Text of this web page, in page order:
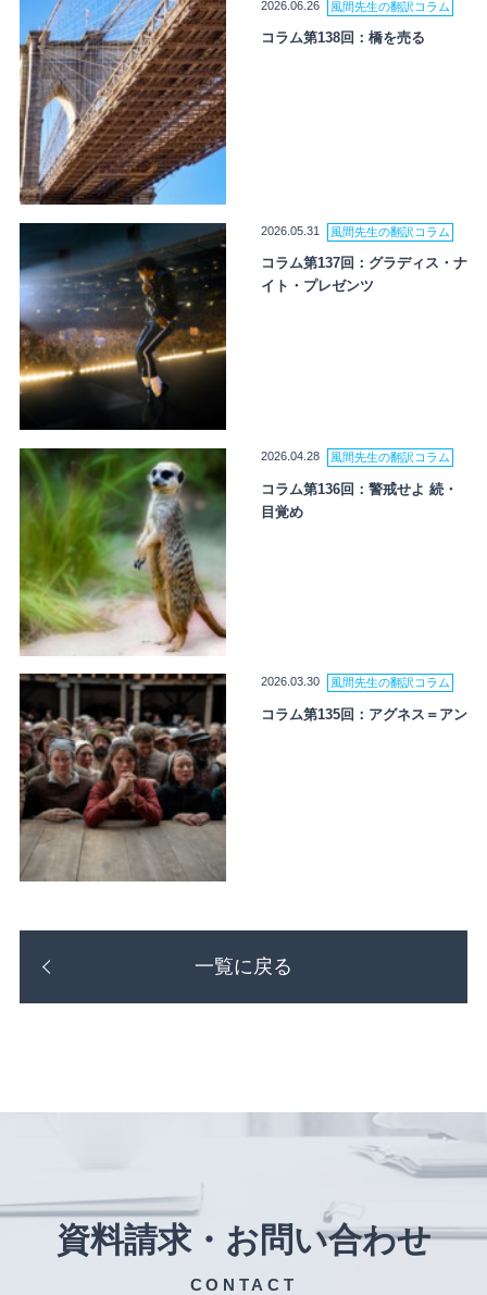
2026.06.26 風間先生の翻訳コラム
コラム第138回：橋を売る
2026.05.31 風間先生の翻訳コラム
コラム第137回：グラディス・ナ
イト・プレゼンツ
2026.04.28 風間先生の翻訳コラム
コラム第136回：警戒せよ 続・
目覚め
2026.03.30 風間先生の翻訳コラム
コラム第135回：アグネス＝アン
一覧に戻る
資料請求・お問い合わせ
CONTACT